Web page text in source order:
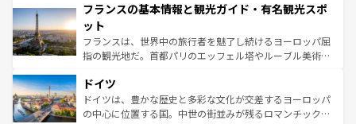
ませてくれるイタリアで、忘れられない旅をしてみよう！
なお、新着のイタリア情報は
しい。
文化が根付くこの国では、情熱的なフラメンコ、熱気あふ
れる闘牛、そして美味しいタパスが生活の一部となってい
る。首都マドリードの洗練された雰囲気や、バルセロナの
アートに溢れた街角から、地方では古代ローマ遺跡や中世
せる。地方によって風土や気候が異なるスペインはその個
性で訪れる人を魅了する。 なお、新着のスペイン情報は コ
ンテンツ一覧を参照してほしい。
フランスの基本情報と観光ガイド・有名観光スポ
ット
フランスは、世界中の旅行者を魅了し続けるヨーロッパ屈
指の観光地だ。首都パリのエッフェル塔やルーブル美術館
で、幅広い魅力が詰まっている。華麗な宮殿、歴史的な大
聖堂、美しいビーチ、そして豊かな自然が、訪れる者を心
から魅了する。また、フランスは美食の国としても知ら
ドイツ
ドイツは、豊かな歴史と多彩な文化が交差するヨーロッパ
の中心に位置する国。中世の街並みが残るロマンチック街